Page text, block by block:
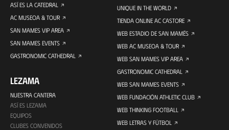
ASÍ ES LA CATEDRAL
AC MUSEOA & TOUR
SAN MAMES VIP AREA
SAN MAMES EVENTS
GASTRONOMIC CATHEDRAL
LEZAMA
NUESTRA CANTERA
ASÍ ES LEZAMA
EQUIPOS
CLUBES CONVENIDOS
UNIQUE IN THE WORLD
TIENDA ONLINE AC CASTORE
WEB ESTADIO DE SAN MAMÉS
WEB AC MUSEOA & TOUR
WEB SAN MAMES VIP AREA
GASTRONOMIC CATHEDRAL
WEB SAN MAMES EVENTS
WEB FUNDACIÓN ATHLETIC CLUB
WEB THINKING FOOTBALL
WEB LETRAS Y FÚTBOL